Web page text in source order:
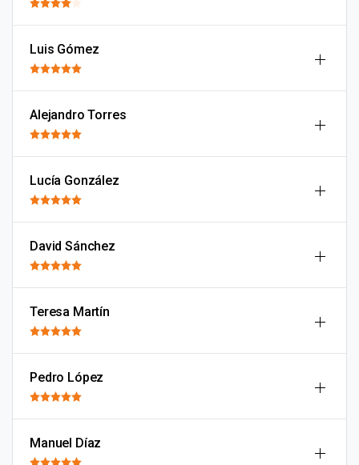
Luis Gómez
Alejandro Torres
Lucía González
David Sánchez
Teresa Martín
Pedro López
Manuel Díaz